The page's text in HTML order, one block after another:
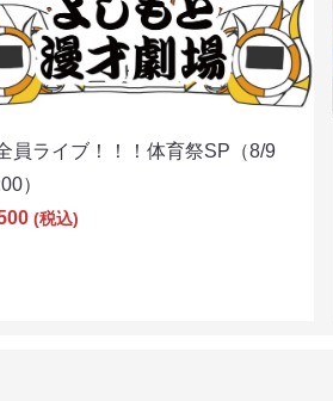
員ライブ！！！体育祭SP（8/9
）
(税込)